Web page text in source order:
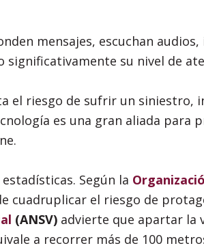
mensajes, escuchan
su nivel de
el riesgo de sufrir un siniestro,
es una gran aliada para
Según la
cuadruplicar el riesgo de
(ANSV) advierte que apartar la
a recorrer más de 100